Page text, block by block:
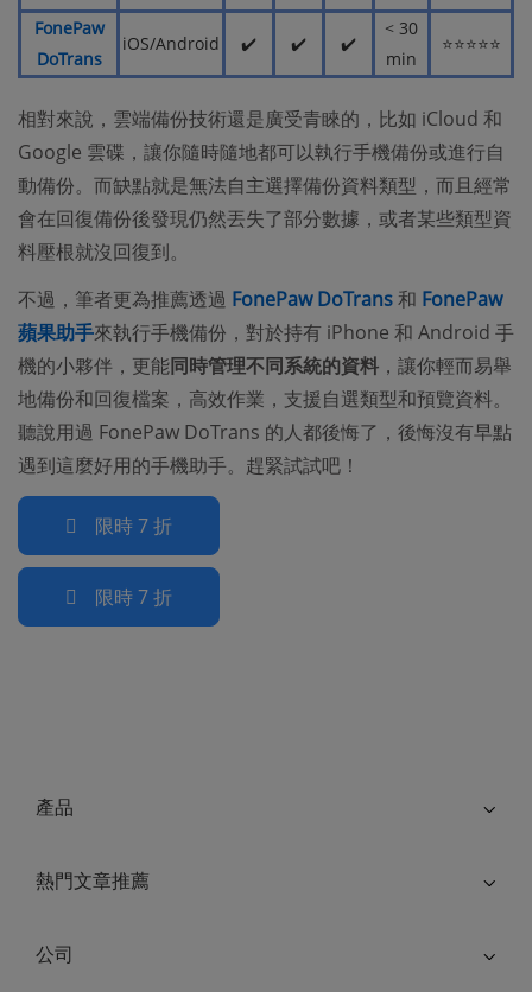
FonePaw
DoTrans
iOS/Android ✔️ ✔️ ✔️
< 30
min
⭐⭐⭐⭐⭐
相對來說，雲端備份技術還是廣受青睞的，比如 iCloud 和
Google 雲碟，讓你隨時隨地都可以執行手機備份或進行自
動備份。而缺點就是無法自主選擇備份資料類型，而且經常
會在回復備份後發現仍然丟失了部分數據，或者某些類型資
料壓根就沒回復到。
不過，筆者更為推薦透過 FonePaw DoTrans和 FonePaw
蘋果助手來執行手機備份，對於持有 iPhone 和 Android 手
機的小夥伴，更能同時管理不同系統的資料 ，讓你輕而易舉
地備份和回復檔案，高效作業，支援自選類型和預覽資料。
聽說用過 FonePaw DoTrans 的人都後悔了，後悔沒有早點
遇到這麼好用的手機助手。趕緊試試吧！
限時 7 折
限時 7 折
產品
熱門文章推薦
公司